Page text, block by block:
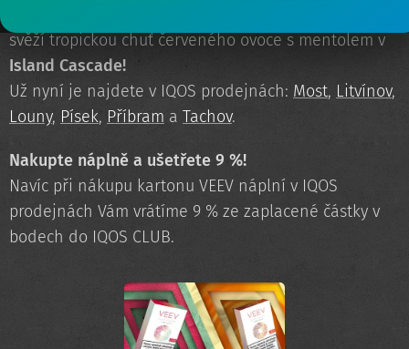
svěží tropickou chuť červeného ovoce s mentolem v
Island Cascade!
Už nyní je najdete v IQOS prodejnách: Most, Litvínov,
Louny, Písek, Příbram a Tachov.
Nakupte náplně a ušetřete 9 %!
Navíc při nákupu kartonu VEEV náplní v IQOS
prodejnách Vám vrátíme 9 % ze zaplacené částky v
bodech do IQOS CLUB.